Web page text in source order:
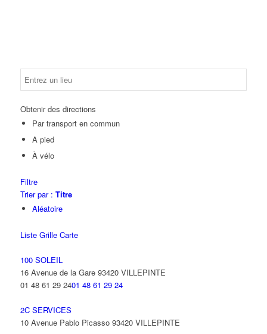
Obtenir des directions
Par transport en commun
A pied
À vélo
Filtre
Trier par : Titre
Aléatoire
Liste Grille Carte
100 SOLEIL
16 Avenue de la Gare 93420 VILLEPINTE
01 48 61 29 2401 48 61 29 24
2C SERVICES
10 Avenue Pablo Picasso 93420 VILLEPINTE